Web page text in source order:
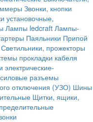
Звонки, кнопки
установочные,
Лампы ledcraft Лампы-
Паяльники Припой
Светильники, прожекторы
прокладки кабеля
электрические-
разъемы
отключения (УЗО) Шины
Щитки, ящики,